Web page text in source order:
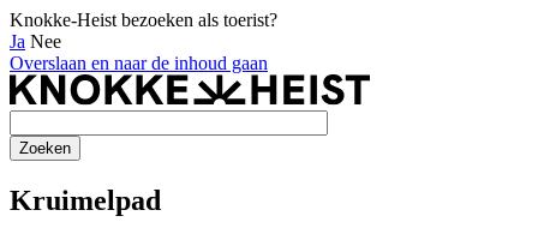
Knokke-Heist bezoeken als toerist?
Ja Nee
Overslaan en naar de inhoud gaan
Kruimelpad